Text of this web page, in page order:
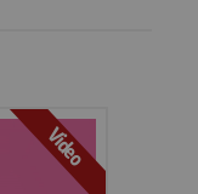
Video